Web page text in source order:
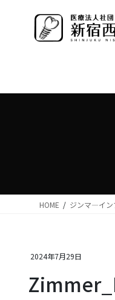
移
ン
HOME ジンマ―イン
2024年7月29日